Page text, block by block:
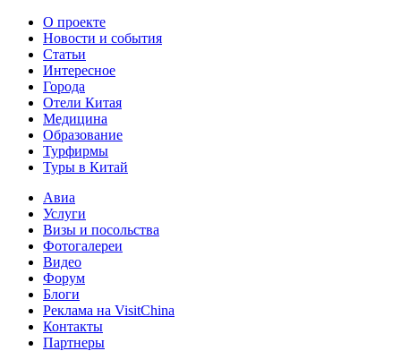
О проекте
Новости и события
Статьи
Интересное
Города
Отели Китая
Медицина
Образование
Турфирмы
Туры в Китай
Авиа
Услуги
Визы и посольства
Фотогалереи
Видео
Форум
Блоги
Реклама на VisitChina
Контакты
Партнеры